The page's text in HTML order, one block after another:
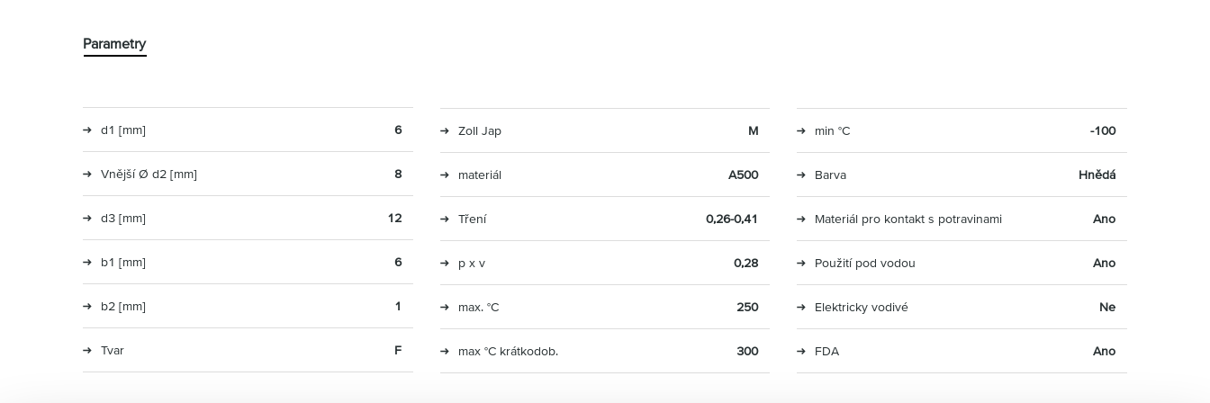
Parametry
d1 [mm] 6
Vnější Ø d2 [mm] 8
d3 [mm] 12
b1 [mm] 6
b2 [mm] 1
Tvar F
Zoll Jap M
materiál A500
Tření 0,26-0,41
p x v 0,28
max. °C 250
max °C krátkodob. 300
min °C -100
Barva Hnědá
Materiál pro kontakt s potravinami Ano
Použití pod vodou Ano
Elektricky vodivé Ne
FDA Ano